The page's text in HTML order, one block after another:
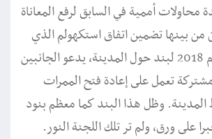
أممية في السابق لرفع المعاناة
من بينها تضمين اتفاق استكهولم الذي
تم توقيعه في العام 2018 لبند حول المدينة، يدعو الجانبين
تعمل على إعادة فتح الممرات
المدينة. وظل هذا البند كما معظم بنود
على ورق، ولم تر تلك اللجنة النور.